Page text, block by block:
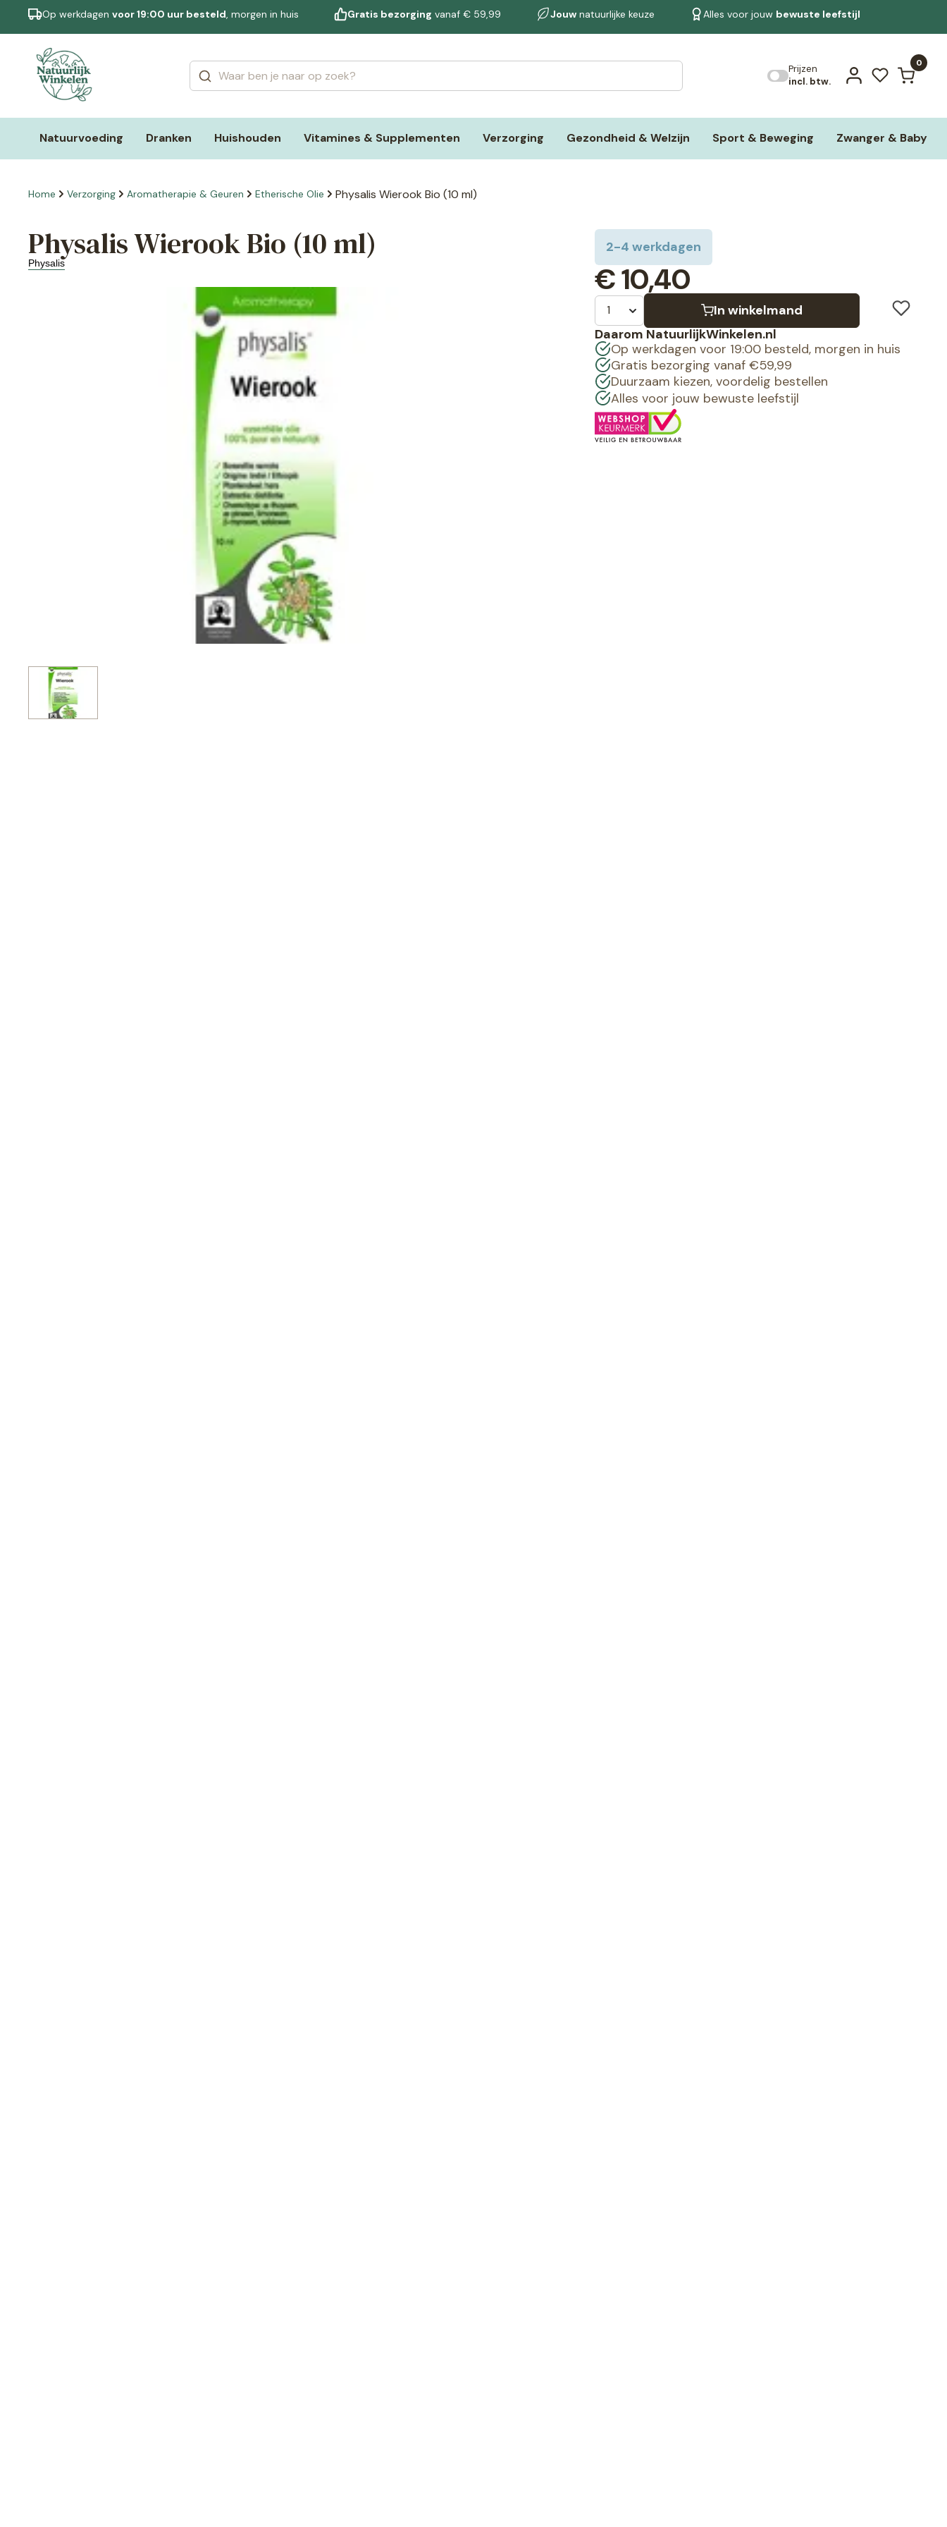
Op werkdagen voor 19:00 uur besteld, morgen in huis Gratis bezorging vanaf € 59,99 Jouwnatuurlijke keuze Alles voor jouw bewuste leefstijl
Prijzen
incl. btw.
0
Natuurvoeding Dranken Huishouden Vitamines & Supplementen Verzorging Gezondheid & Welzijn Sport & Beweging Zwanger & Baby
Bekijk alle resultaten
Home Verzorging Aromatherapie & Geuren Etherische Olie Physalis Wierook Bio (10 ml)
Physalis Wierook Bio (10 ml)
Physalis
2-4 werkdagen
€10,40
In winkelmand
Daarom NatuurlijkWinkelen.nl
Op werkdagen voor 19:00 besteld, morgen in huis
Gratis bezorging vanaf €59,99
Duurzaam kiezen, voordelig bestellen
Alles voor jouw bewuste leefstijl